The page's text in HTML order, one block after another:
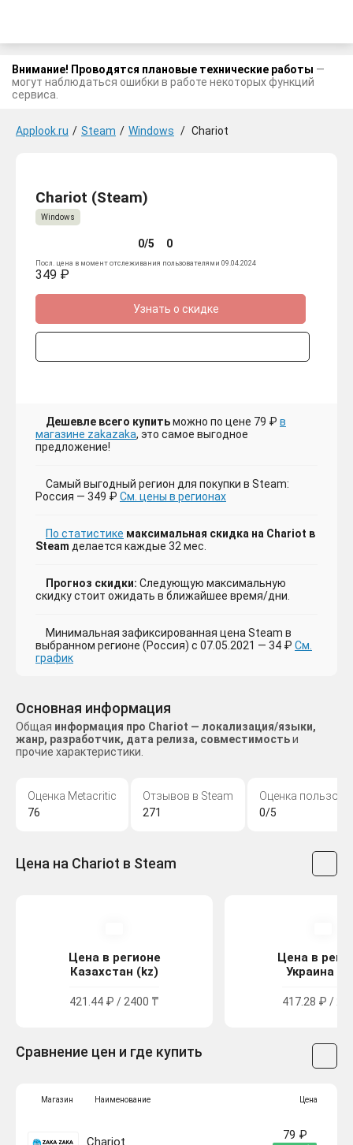
Внимание! Проводятся плановые технические работы —
могут наблюдаться ошибки в работе некоторых функций
сервиса.
Applook.ru / Steam / Windows / Chariot
Chariot (Steam)
Windows
0/5 0
Посл. цена в момент отслеживания пользователями 09.04.2024
349 ₽
Узнать о скидке
Дешевле всего купитьможно по цене 79 ₽ в
магазине zakazaka, это самое выгодное
предложение!
Самый выгодный регион для покупки в Steam:
Россия — 349 ₽ См. цены в регионах
По статистике максимальная скидка на Chariot в
Steam делается каждые 32 мес.
Прогноз скидки: Следующую максимальную
скидку стоит ожидать в ближайшее время/дни.
Минимальная зафиксированная цена Steam в
выбранном регионе (Россия) с 07.05.2021 — 34 ₽ См.
график
Основная информация
Общая информация про Chariot — локализация/языки,
жанр, разработчик, дата релиза, совместимостьи
прочие характеристики.
Оценка Metacritic
76
Отзывов в Steam
271
Оценка
0/5
Цена на Chariot в Steam
Цена в регионе
Казахстан (kz)
421.44 ₽ / 2400 ₸
Цена в
Украина
417.28 ₽ /
Сравнение цен и где купить
Магазин Наименование Цена
Chariot 79 ₽